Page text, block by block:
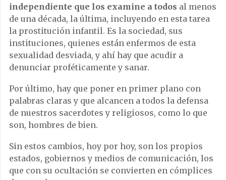
independiente que los examine a todos al menos
de una década, la última, incluyendo en esta tarea
la prostitución infantil. Es la sociedad, sus
instituciones, quienes están enfermos de esta
sexualidad desviada, y ahí hay que acudir a
denunciar proféticamente y sanar.
Por último, hay que poner en primer plano con
palabras claras y que alcancen a todos la defensa
de nuestros sacerdotes y religiosos, como lo que
son, hombres de bien.
Sin estos cambios, hoy por hoy, son los propios
estados, gobiernos y medios de comunicación, los
que con su ocultación se convierten en cómplices